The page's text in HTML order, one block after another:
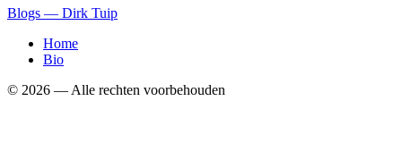
Blogs — Dirk Tuip
Home
Bio
© 2026 — Alle rechten voorbehouden